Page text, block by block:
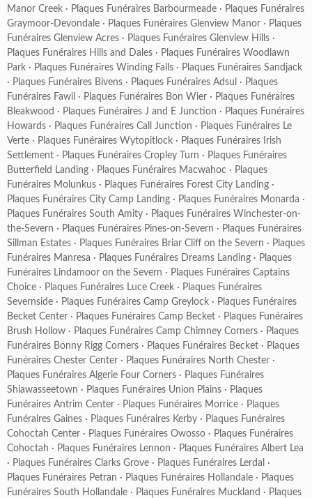
Manor Creek · Plaques Funéraires Barbourmeade · Plaques Funéraires
Graymoor-Devondale · Plaques Funéraires Glenview Manor · Plaques
Funéraires Glenview Acres · Plaques Funéraires Glenview Hills ·
Plaques Funéraires Hills and Dales · Plaques Funéraires Woodlawn
Park · Plaques Funéraires Winding Falls · Plaques Funéraires Sandjack
· Plaques Funéraires Bivens · Plaques Funéraires Adsul · Plaques
Funéraires Fawil · Plaques Funéraires Bon Wier · Plaques Funéraires
Bleakwood · Plaques Funéraires J and E Junction · Plaques Funéraires
Howards · Plaques Funéraires Call Junction · Plaques Funéraires Le
Verte · Plaques Funéraires Wytopitlock · Plaques Funéraires Irish
Settlement · Plaques Funéraires Cropley Turn · Plaques Funéraires
Butterfield Landing · Plaques Funéraires Macwahoc · Plaques
Funéraires Molunkus · Plaques Funéraires Forest City Landing ·
Plaques Funéraires City Camp Landing · Plaques Funéraires Monarda ·
Plaques Funéraires South Amity · Plaques Funéraires Winchester-on-
the-Severn · Plaques Funéraires Pines-on-Severn · Plaques Funéraires
Sillman Estates · Plaques Funéraires Briar Cliff on the Severn · Plaques
Funéraires Manresa · Plaques Funéraires Dreams Landing · Plaques
Funéraires Lindamoor on the Severn · Plaques Funéraires Captains
Choice · Plaques Funéraires Luce Creek · Plaques Funéraires
Severnside · Plaques Funéraires Camp Greylock · Plaques Funéraires
Becket Center · Plaques Funéraires Camp Becket · Plaques Funéraires
Brush Hollow · Plaques Funéraires Camp Chimney Corners · Plaques
Funéraires Bonny Rigg Corners · Plaques Funéraires Becket · Plaques
Funéraires Chester Center · Plaques Funéraires North Chester ·
Plaques Funéraires Algerie Four Corners · Plaques Funéraires
Shiawasseetown · Plaques Funéraires Union Plains · Plaques
Funéraires Antrim Center · Plaques Funéraires Morrice · Plaques
Funéraires Gaines · Plaques Funéraires Kerby · Plaques Funéraires
Cohoctah Center · Plaques Funéraires Owosso · Plaques Funéraires
Cohoctah · Plaques Funéraires Lennon · Plaques Funéraires Albert Lea
· Plaques Funéraires Clarks Grove · Plaques Funéraires Lerdal
·
Plaques Funéraires Petran · Plaques Funéraires Hollandale · Plaques
Funéraires South Hollandale · Plaques Funéraires Muckland · Plaques